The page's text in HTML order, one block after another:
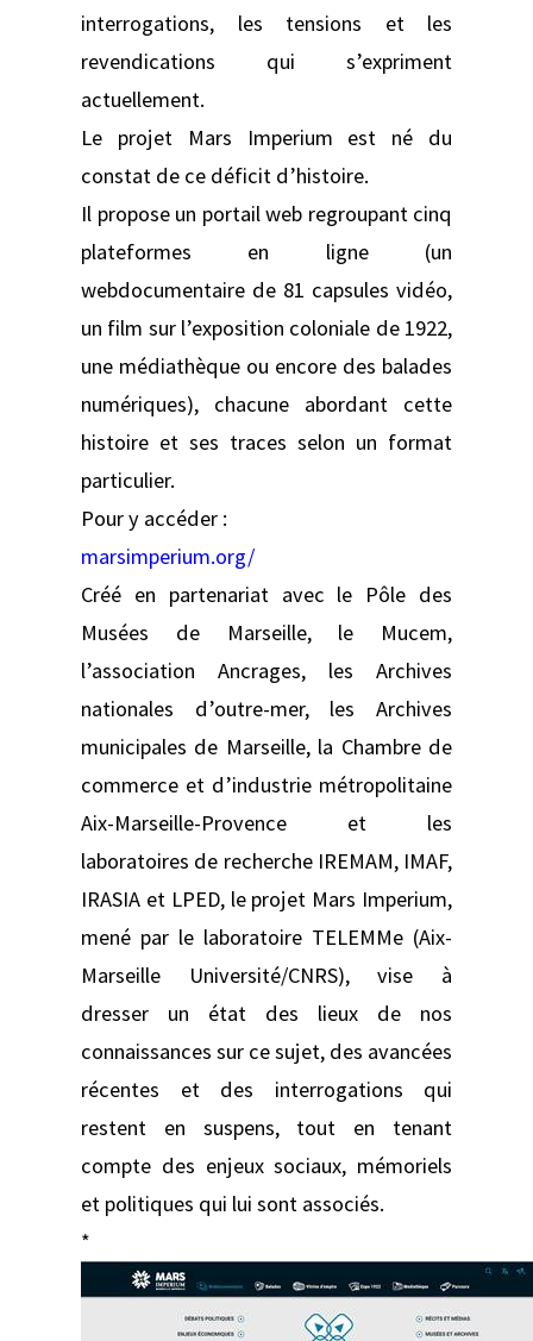
interrogations, les tensions et les
revendications qui s’expriment
actuellement.
Le projet Mars Imperium est né du
constat de ce déficit d’histoire.
Il propose un portail web regroupant cinq
plateformes en ligne (un
webdocumentaire de 81 capsules vidéo,
un film sur l’exposition coloniale de 1922,
une médiathèque ou encore des balades
numériques), chacune abordant cette
histoire et ses traces selon un format
particulier.
Pour y accéder :
marsimperium.org/
Créé en partenariat avec le Pôle des
Musées de Marseille, le Mucem,
l’association Ancrages, les Archives
nationales d’outre-mer, les Archives
municipales de Marseille, la Chambre de
commerce et d’industrie métropolitaine
Aix-Marseille-Provence et les
laboratoires de recherche IREMAM, IMAF,
IRASIA et LPED, le projet Mars Imperium,
mené par le laboratoire TELEMMe (Aix-
Marseille Université/CNRS), vise à
dresser un état des lieux de nos
connaissances sur ce sujet, des avancées
récentes et des interrogations qui
restent en suspens, tout en tenant
compte des enjeux sociaux, mémoriels
et politiques qui lui sont associés.
*